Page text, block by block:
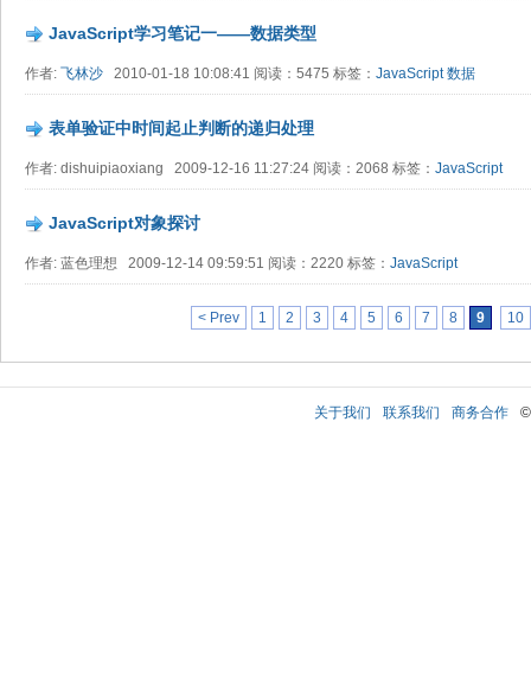
JavaScript学习笔记一——数据类型
作者: 飞林沙 2010-01-18 10:08:41 阅读：5475 标签： JavaScript 数据
表单验证中时间起止判断的递归处理
作者: dishuipiaoxiang 2009-12-16 11:27:24 阅读：2068 标签： JavaScript
JavaScript对象探讨
作者: 蓝色理想 2009-12-14 09:59:51 阅读：2220 标签： JavaScript
< Prev 1 2 3 4 5 6 7 8 9 10
关于我们 联系我们 商务合作